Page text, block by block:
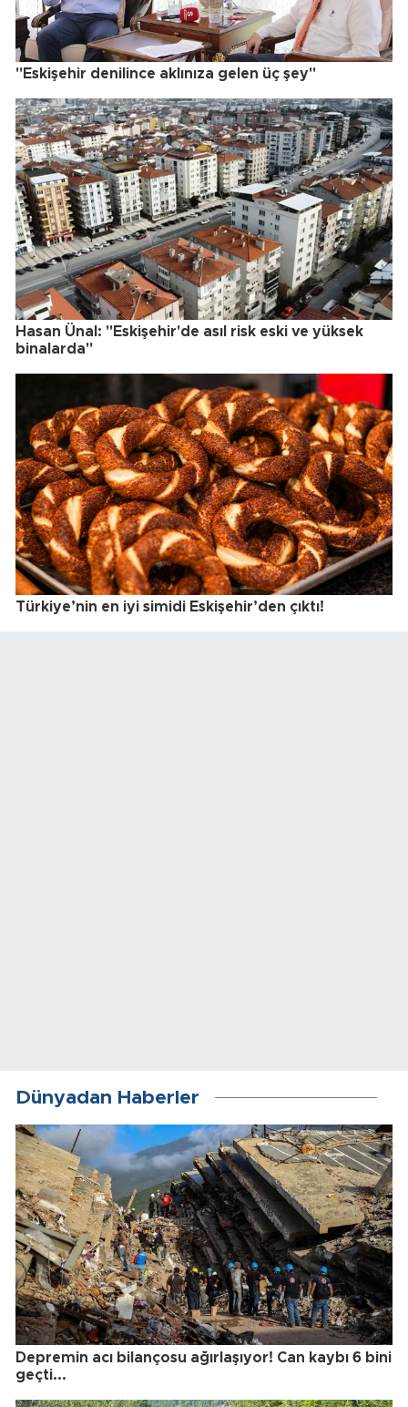
"Eskişehir denilince aklınıza gelen üç şey"
Hasan Ünal: "Eskişehir'de asıl risk eski ve yüksek
binalarda"
Türkiye’nin en iyi simidi Eskişehir’den çıktı!
Dünyadan Haberler
Depremin acı bilançosu ağırlaşıyor! Can kaybı 6 bini
geçti...